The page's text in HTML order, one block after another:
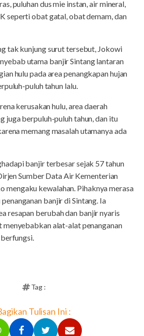
puluhan dus mie instan, air mineral,
seperti obat gatal, obat demam, dan
tak kunjung surut tersebut, Jokowi
utama banjir Sintang lantaran
hulu pada area penangkapan hujan
puluh tahun lalu.
kerusakan hulu, area daerah
juga berpuluh-puluh tahun, dan itu
memang masalah utamanya ada
banjir terbesar sejak 57 tahun
Sumber Data Air Kementerian
mengaku kewalahan. Pihaknya merasa
banjir di Sintang. Ia
resapan berubah dan banjir nyaris
alat-alat penanganan
Tag :
Tulisan Ini :